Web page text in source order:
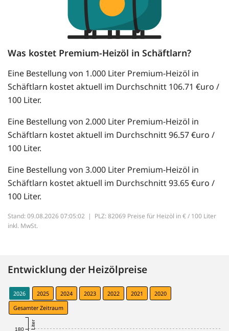
Was kostet Premium-Heizöl in Schäftlarn?
Eine Bestellung von 1.000 Liter Premium-Heizöl in
Schäftlarn kostet aktuell im Durchschnitt 106.71 €uro /
100 Liter.
Eine Bestellung von 2.000 Liter Premium-Heizöl in
Schäftlarn kostet aktuell im Durchschnitt 96.57 €uro /
100 Liter.
Eine Bestellung von 3.000 Liter Premium-Heizöl in
Schäftlarn kostet aktuell im Durchschnitt 93.65 €uro /
100 Liter.
Stand: 09.08.2026 07:05:02 | PLZ: 82069 Preise für Heizöl in € / 100 Liter
inkl. MwSt.
Entwicklung der Heizölpreise
2026 2025 2024 2023 2022 2021
2020
Gesamter Zeitraum
180